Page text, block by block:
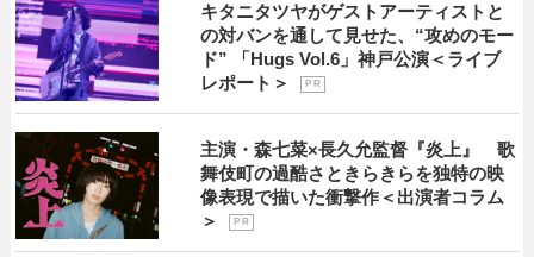
キタニタツヤがゲストアーティストと
の対バンを通して見せた、“攻めのモー
ド” 「Hugs Vol.6」神戸公演＜ライブ
レポート＞
P R
主演・森七菜×長久允監督『炎上』 歌
舞伎町の過酷さときらきらを独特の映
像表現で描いた衝撃作＜出演者コラム
＞
P R